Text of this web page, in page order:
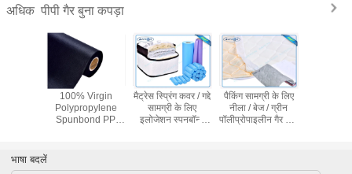
अधिक पीपी गैर बुना कपड़ा
100% Virgin
Polypropylene
Spunbond PP
मैट्रेस स्प्रिंग कवर / गद्दे
सामग्री के लिए
इलोजेशन स्पनबॉन्ड
पैकिंग सामग्री के लिए
नीला / बेज / ग्रीन
पॉलीप्रोपाइलीन गैर बुना
भाषा बदलें